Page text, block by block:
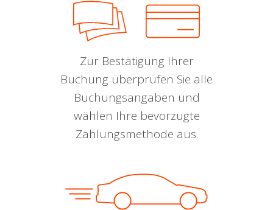
Zur Bestätigung Ihrer
Buchung überprüfen Sie alle
Buchungsangaben und
wählen Ihre bevorzugte
Zahlungsmethode aus.